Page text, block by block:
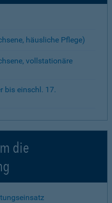
häusliche Pflege)
vollstationäre
bis einschl. 17.
die